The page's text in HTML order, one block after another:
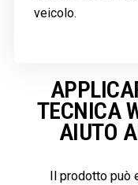
veicolo.
TECNICA
AIUTO
Il prodotto può